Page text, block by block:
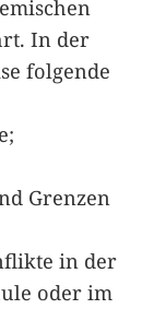
In der
folgende
Grenzen
in der
oder im